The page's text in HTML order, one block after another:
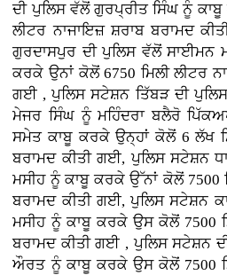
ਦੀ ਪੁਲਿਸ ਵੱਲੋਂ ਗੁਰਪ੍ਰੀਤ ਸਿੰਘ ਨੂੰ
ਲੀਟਰ ਨਾਜਾਇਜ਼ ਸ਼ਰਾਬ ਬਰਾਮਦ
ਗੁਰਦਾਸਪੁਰ ਦੀ ਪੁਲਿਸ ਵੱਲੋਂ ਸਾਈਮਨ
ਕਰਕੇ ਉਨਾਂ ਕੋਲੋਂ 6750 ਮਿਲੀ ਲੀਟਰ
ਗਈ , ਪੁਲਿਸ ਸਟੇਸ਼ਨ ਤਿੱਬੜ ਦੀ
ਮੇਜਰ ਸਿੰਘ ਨੂੰ ਮਹਿੰਦਰਾ ਬਲੈਰੋ
ਸਮੇਤ ਕਾਬੂ ਕਰਕੇ ਉਨ੍ਹਾਂ ਕੋਲੋਂ 6 ਲੱਖ
ਬਰਾਮਦ ਕੀਤੀ ਗਈ, ਪੁਲਿਸ ਸਟੇਸ਼ਨ
ਮਸੀਹ ਨੂੰ ਕਾਬੂ ਕਰਕੇ ਉੱਨਾਂ ਕੋਲੋਂ 7500
ਬਰਾਮਦ ਕੀਤੀ ਗਈ, ਪੁਲਿਸ ਸਟੇਸ਼ਨ
ਮਸੀਹ ਨੂੰ ਕਾਬੂ ਕਰਕੇ ਉਸ ਕੋਲੋਂ 7500
ਬਰਾਮਦ ਕੀਤੀ ਗਈ , ਪੁਲਿਸ ਸਟੇਸ਼ਨ
ਔਰਤ ਨੂੰ ਕਾਬੂ ਕਰਕੇ ਉਸ ਕੋਲੋਂ 7500